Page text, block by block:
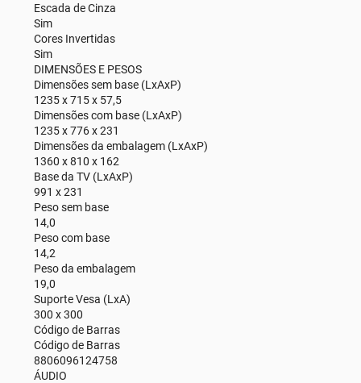
Escada de Cinza
Sim
Cores Invertidas
Sim
DIMENSÕES E PESOS
Dimensões sem base (LxAxP)
1235 x 715 x 57,5
Dimensões com base (LxAxP)
1235 x 776 x 231
Dimensões da embalagem (LxAxP)
1360 x 810 x 162
Base da TV (LxAxP)
991 x 231
Peso sem base
14,0
Peso com base
14,2
Peso da embalagem
19,0
Suporte Vesa (LxA)
300 x 300
Código de Barras
Código de Barras
8806096124758
ÁUDIO